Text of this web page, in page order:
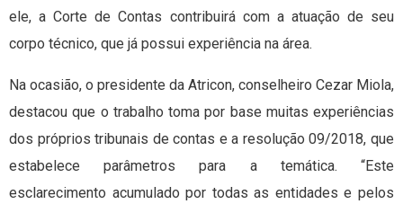
ele, a Corte de Contas contribuirá com a atuação de seu
corpo técnico, que já possui experiência na área.
Na ocasião, o presidente da Atricon, conselheiro Cezar Miola,
destacou que o trabalho toma por base muitas experiências
dos próprios tribunais de contas e a resolução 09/2018, que
estabelece parâmetros para a temática. “Este
esclarecimento acumulado por todas as entidades e pelos